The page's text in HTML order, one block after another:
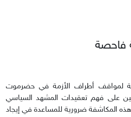
فاحصة
لمواقف أطراف الأزمة في حضرموت
على فهم تعقيدات المشهد السياسي
المكاشفة ضرورية للمساعدة في إيجاد